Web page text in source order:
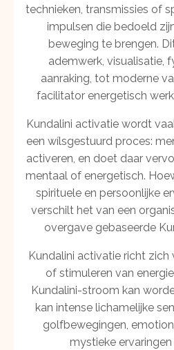
technieken, transmissies of
impulsen die bedoeld
beweging te brengen.
ademwerk, visualisatie,
aanraking, tot moderne
facilitator energetisch
Kundalini activatie wordt
een wílsgestuurd proces:
activeren, en doet daar
mentaal of energetisch.
spirituele en persoonlijke
verschilt het van een
overgave gebaseerde
Kundalini activatie richt
of stimuleren van
Kundalini-stroom kan
kan intense lichamelijke
golfbewegingen,
mystieke